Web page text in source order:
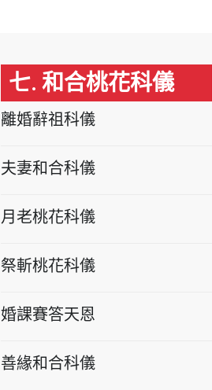
七. 和合桃花科儀
離婚辭祖科儀
夫妻和合科儀
月老桃花科儀
祭斬桃花科儀
婚課賽答天恩
善緣和合科儀